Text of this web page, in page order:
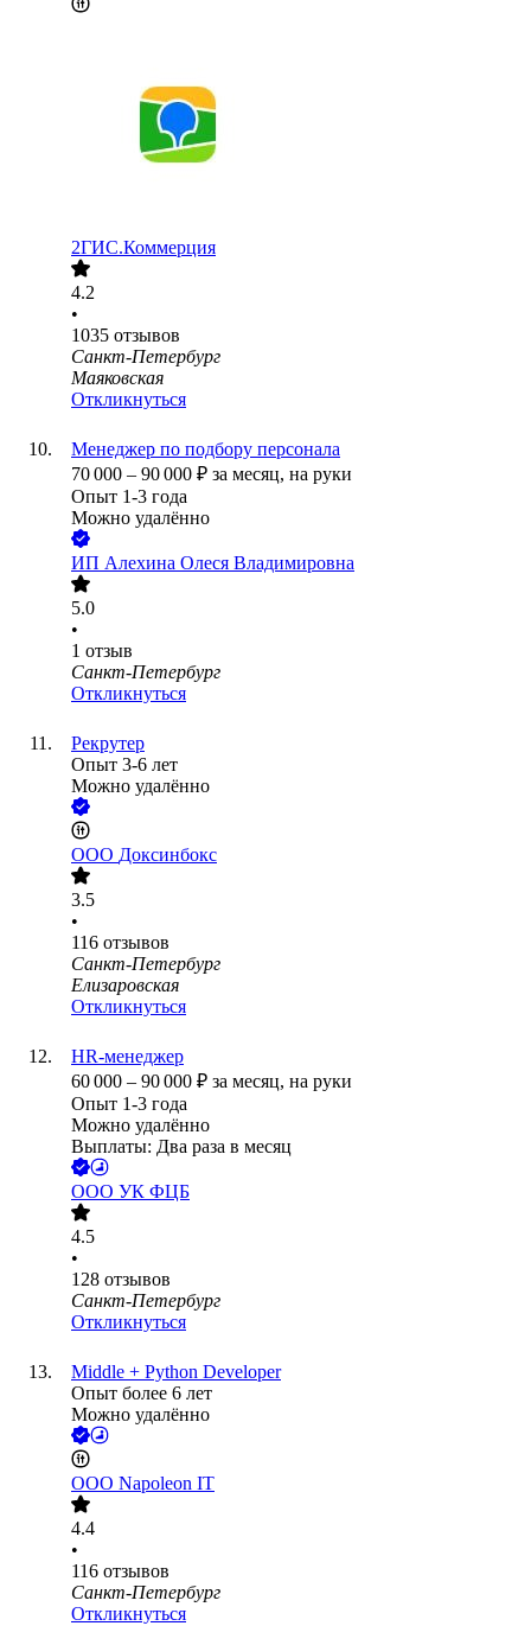
2ГИС.Коммерция
4.2
•
1035 отзывов
Санкт-Петербург
Маяковская
Откликнуться
Менеджер по подбору персонала
70 000 – 90 000 ₽ за месяц, на руки
Опыт 1-3 года
Можно удалённо
ИП Алехина Олеся Владимировна
5.0
•
1 отзыв
Санкт-Петербург
Откликнуться
Рекрутер
Опыт 3-6 лет
Можно удалённо
ООО Доксинбокс
3.5
•
116 отзывов
Санкт-Петербург
Елизаровская
Откликнуться
HR-менеджер
60 000 – 90 000 ₽ за месяц, на руки
Опыт 1-3 года
Можно удалённо
Выплаты: Два раза в месяц
ООО УК ФЦБ
4.5
•
128 отзывов
Санкт-Петербург
Откликнуться
Middle + Python Developer
Опыт более 6 лет
Можно удалённо
ООО Napoleon IT
4.4
•
116 отзывов
Санкт-Петербург
Откликнуться